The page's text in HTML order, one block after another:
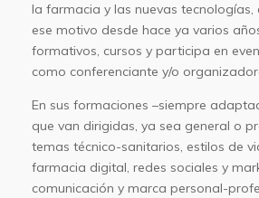
la farmacia y las nuevas tecnologías,
ese motivo desde hace ya varios
formativos, cursos y participa en
como conferenciante y/o
En sus formaciones –siempre
que van dirigidas, ya sea general o
temas técnico-sanitarios, estilos de
farmacia digital, redes sociales y
comunicación y marca personal-